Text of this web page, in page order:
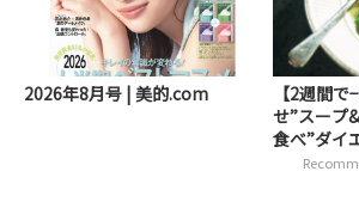
2026年8月号 | 美的.com
【2週間
せ”スープ
食べ”ダイ